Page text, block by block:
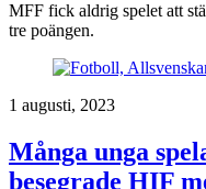
MFF fick aldrig spelet att
tre poängen.
1 augusti, 2023
Många unga
besegrade HIF